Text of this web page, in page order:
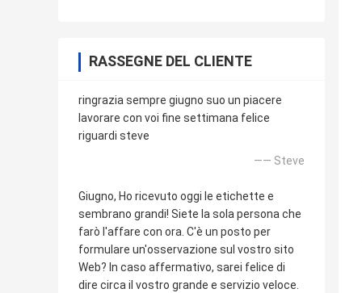
RASSEGNE DEL CLIENTE
ringrazia sempre giugno suo un piacere
lavorare con voi fine settimana felice
riguardi steve
—— Steve
Giugno, Ho ricevuto oggi le etichette e
sembrano grandi! Siete la sola persona che
farò l'affare con ora. C'è un posto per
formulare un'osservazione sul vostro sito
Web? In caso affermativo, sarei felice di
dire circa il vostro grande e servizio veloce.